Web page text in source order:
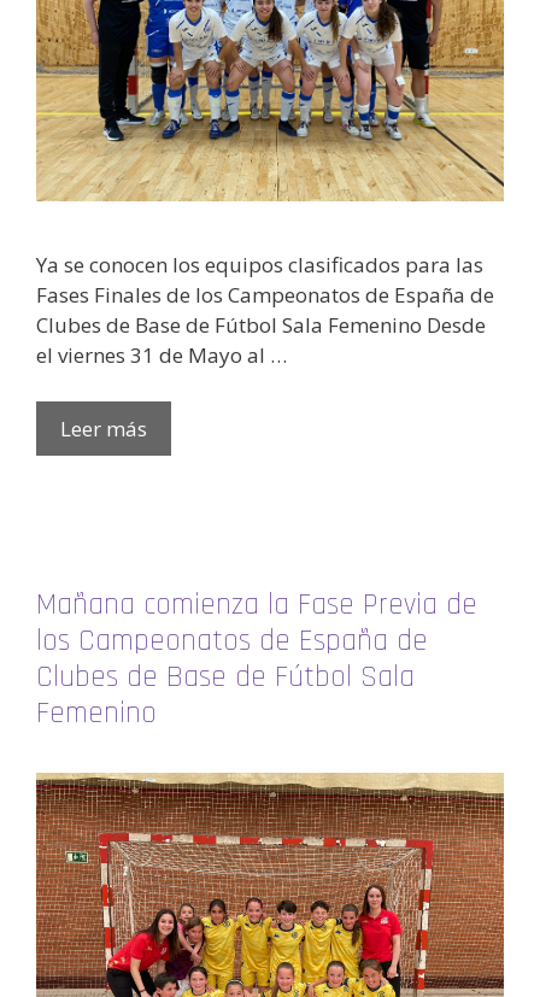
Ya se conocen los equipos clasificados para las
Fases Finales de los Campeonatos de España de
Clubes de Base de Fútbol Sala Femenino Desde
el viernes 31 de Mayo al …
Leer más
Mañana comienza la Fase Previa de
los Campeonatos de España de
Clubes de Base de Fútbol Sala
Femenino